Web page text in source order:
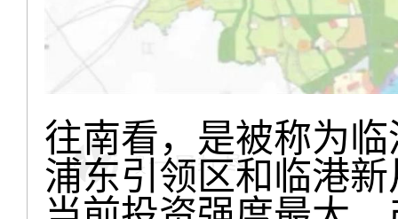
往南看，是被称为
浦东引领区和临港